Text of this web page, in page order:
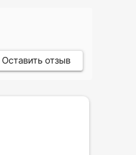
Оставить отзыв